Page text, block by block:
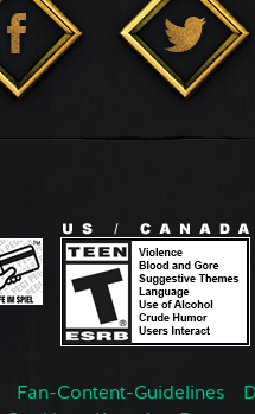
Fan-Content-Guidelines